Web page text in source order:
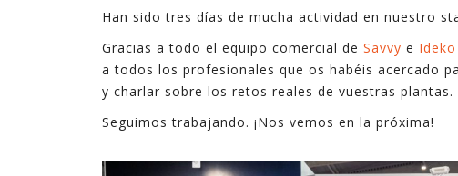
tecnologías. En ocasiones son complejas, y en
ocasiones son sencillas pero suficientes.
En estos últimos quince años, en los que he
explotación inteligente de datos mejora de
Han sido tres días de mucha actividad en nuestro
Gracias a todo el equipo comercial de Savvy e Ideko
a todos los profesionales que os habéis acercado
y charlar sobre los retos reales de vuestras plantas.
Seguimos trabajando. ¡Nos vemos en la próxima!